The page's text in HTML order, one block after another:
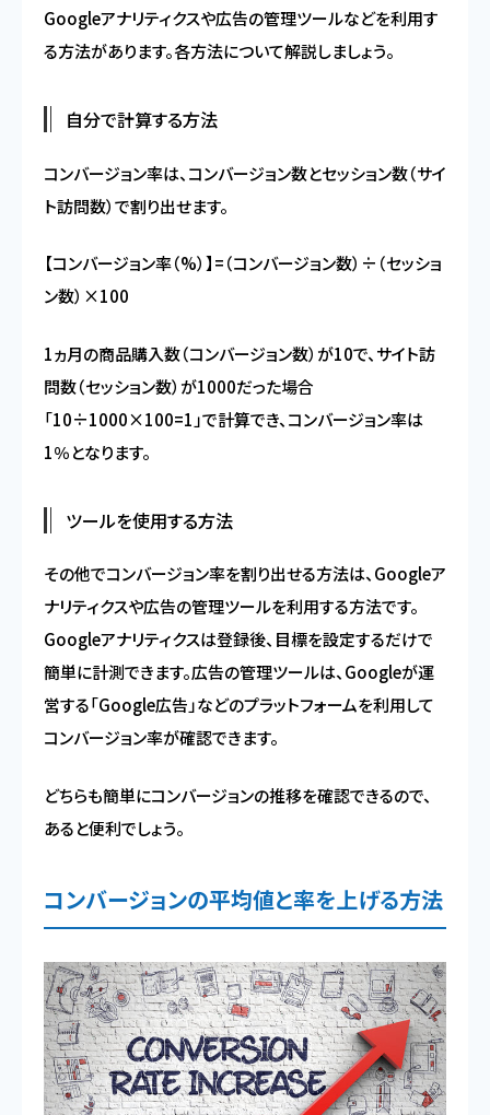
Googleアナリティクスや広告の管理ツールなどを利用す
る方法があります。各方法について解説しましょう。
自分で計算する方法
コンバージョン率は、コンバージョン数とセッション数（サイ
ト訪問数）で割り出せます。
【コンバージョン率（%）】=（コンバージョン数）÷（セッショ
ン数）×100
1ヵ月の商品購入数（コンバージョン数）が10で、サイト訪
問数（セッション数）が1000だった場合
「10÷1000×100=1」で計算でき、コンバージョン率は
1％となります。
ツールを使用する方法
その他でコンバージョン率を割り出せる方法は、Googleア
ナリティクスや広告の管理ツールを利用する方法です。
Googleアナリティクスは登録後、目標を設定するだけで
簡単に計測できます。広告の管理ツールは、Googleが運
営する「Google広告」などのプラットフォームを利用して
コンバージョン率が確認できます。
どちらも簡単にコンバージョンの推移を確認できるので、
あると便利でしょう。
コンバージョンの平均値と率を上げる方法